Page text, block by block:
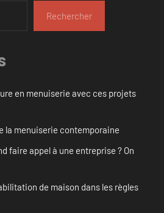
Rechercher
en menuiserie avec ces projets
la menuiserie contemporaine
faire appel à une entreprise ? On
de maison dans les règles